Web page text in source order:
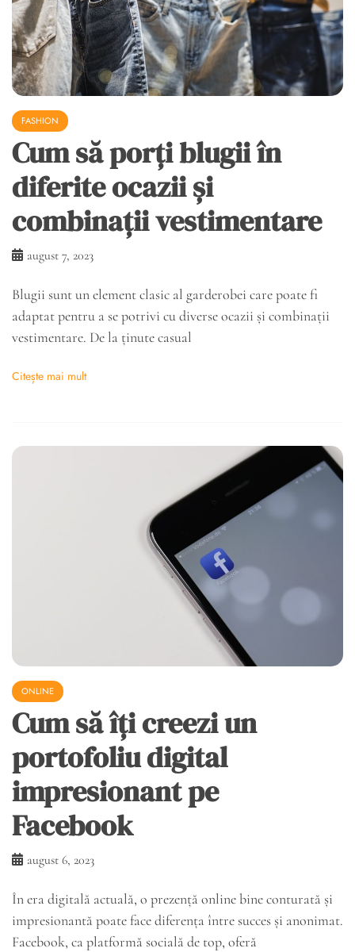
FASHION
Cum să porți blugii în
diferite ocazii și
combinații vestimentare
august 7, 2023
Blugii sunt un element clasic al garderobei care poate fi
adaptat pentru a se potrivi cu diverse ocazii și combinații
vestimentare. De la ținute casual
Citește mai mult
ONLINE
Cum să îți creezi un
portofoliu digital
impresionant pe
Facebook
august 6, 2023
În era digitală actuală, o prezență online bine conturată și
impresionantă poate face diferența între succes și anonimat.
Facebook, ca platformă socială de top, oferă